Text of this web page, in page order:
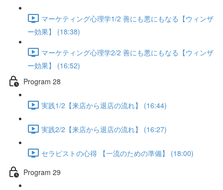
マーケティング心理学1/2 善にも悪にもなる【ウィンザ
ー効果】 (18:38)
マーケティング心理学2/2 善にも悪にもなる【ウィンザ
ー効果】 (16:52)
Program 28
実践1/2【来店から退店の流れ】 (16:44)
実践2/2【来店から退店の流れ】 (16:27)
セラピストの心得 【一流のための準備】 (18:00)
Program 29